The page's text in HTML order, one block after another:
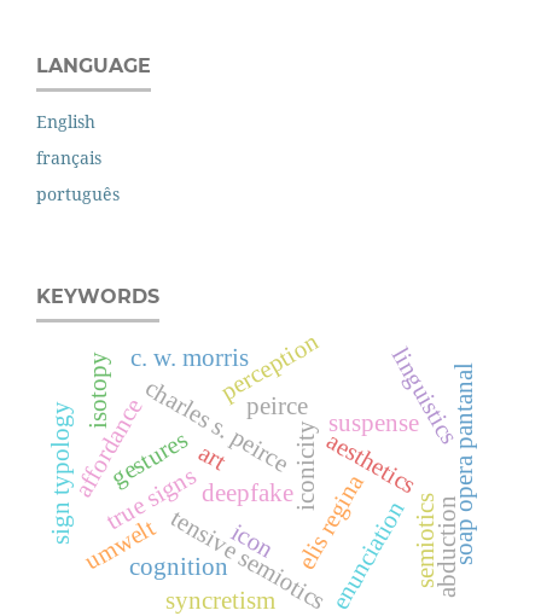
LANGUAGE
English
français
português
KEYWORDS
peirce
aesthetics
art
icon
gestures iconicity
elis regina
deepfake
tensive semioticsenunciation
suspenselinguistics
semiotics
charles s. peirce soap opera pantanal
cognition
perception
abduction
syncretism
c. w. morris
true signs
affordance
umwelt
sign typology
isotopy